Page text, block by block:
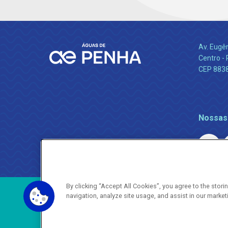
Av.
Centro -
CEP
By clicking “Accept All Cookies”, you agree to the
navigation, analyze site usage, and assist in our